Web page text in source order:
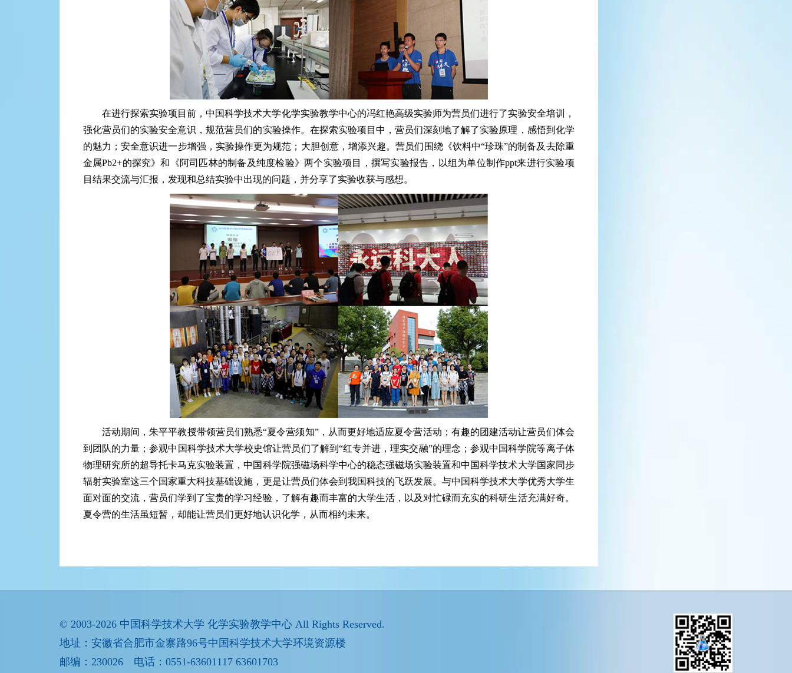
在进行探索实验项目前，中国科学技术大学化学实验教学中心的冯红艳高级实验师为营员们进行了实验安全培训，
强化营员们的实验安全意识，规范营员们的实验操作。在探索实验项目中，营员们深刻地了解了实验原理，感悟到化学
的魅力；安全意识进一步增强，实验操作更为规范；大胆创意，增添兴趣。营员们围绕《饮料中“珍珠”的制备及去除重
金属Pb2+的探究》和《阿司匹林的制备及纯度检验》两个实验项目，撰写实验报告，以组为单位制作ppt来进行实验项
目结果交流与汇报，发现和总结实验中出现的问题，并分享了实验收获与感想。
活动期间，朱平平教授带领营员们熟悉“夏令营须知”，从而更好地适应夏令营活动；有趣的团建活动让营员们体会
到团队的力量；参观中国科学技术大学校史馆让营员们了解到“红专并进，理实交融”的理念；参观中国科学院等离子体
物理研究所的超导托卡马克实验装置，中国科学院强磁场科学中心的稳态强磁场实验装置和中国科学技术大学国家同步
辐射实验室这三个国家重大科技基础设施，更是让营员们体会到我国科技的飞跃发展。与中国科学技术大学优秀大学生
面对面的交流，营员们学到了宝贵的学习经验，了解有趣而丰富的大学生活，以及对忙碌而充实的科研生活充满好奇。
夏令营的生活虽短暂，却能让营员们更好地认识化学，从而相约未来。
© 2003-2026 中国科学技术大学 化学实验教学中心 All Rights Reserved.
地址：安徽省合肥市金寨路96号中国科学技术大学环境资源楼
邮编：230026 电话：0551-63601117 63601703